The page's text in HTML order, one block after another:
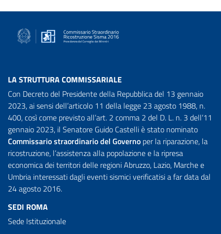
LA STRUTTURA COMMISSARIALE
Con Decreto del Presidente della Repubblica del 13 gennaio
2023, ai sensi dell’articolo 11 della legge 23 agosto 1988, n.
400, così come previsto all’art. 2 comma 2 del D. L. n. 3 dell’11
gennaio 2023, il Senatore Guido Castelli è stato nominato
Commissario straordinario del Governo per la riparazione, la
ricostruzione, l’assistenza alla popolazione e la ripresa
economica dei territori delle regioni Abruzzo, Lazio, Marche e
Umbria interessati dagli eventi sismici verificatisi a far data dal
24 agosto 2016.
SEDI ROMA
Sede Istituzionale